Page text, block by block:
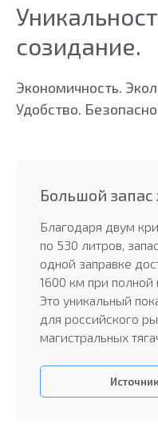
созидание.
Экономичность.
Удобство.
Большой запас
Благодаря двум
по 530 литров,
одной заправке
1600 км при полной
Это уникальный
для российского
магистральных
Источник